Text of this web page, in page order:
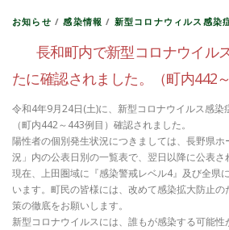
お知らせ /感染情報 / 新型コロナウィルス感染
長和町内で新型コロナウイル
たに確認されました。（町内442
令和4年9月24日(土)に、新型コロナウイルス感染
（町内442～443例目）確認されました。
陽性者の個別発生状況につきましては、長野県
況」内の公表日別の一覧表で、翌日以降に公表さ
現在、上田圏域に『感染警戒レベル4』及び全県
います。町民の皆様には、改めて感染拡大防止
策の徹底をお願いします。
新型コロナウイルスには、誰もが感染する可能性